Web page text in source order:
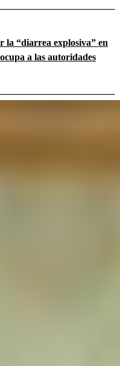
la “diarrea explosiva” en
a las autoridades